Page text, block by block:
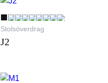
Stolsöverdrag
J2